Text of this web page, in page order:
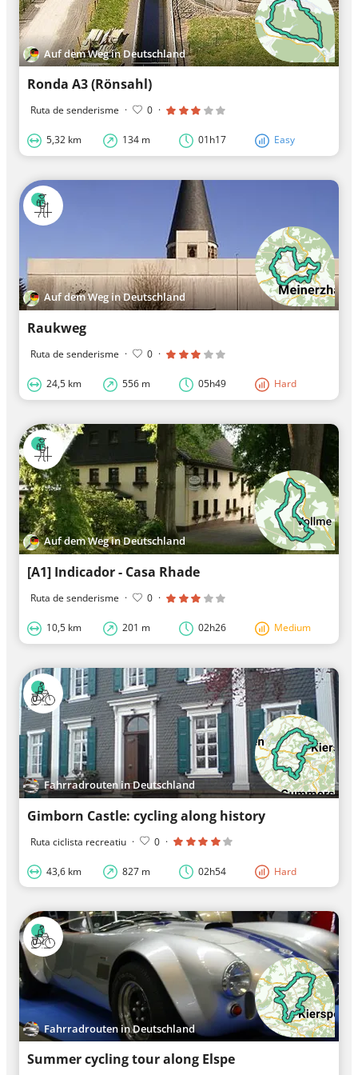
Auf dem Weg in Deutschland
Ronda A3 (Rönsahl)
Ruta de senderisme · 0 ·
5,32 km 134 m 01h17 Easy
Auf dem Weg in Deutschland
Raukweg
Ruta de senderisme · 0 ·
24,5 km 556 m 05h49 Hard
Auf dem Weg in Deutschland
[A1] Indicador - Casa Rhade
Ruta de senderisme · 0 ·
10,5 km 201 m 02h26 Medium
Fahrradrouten in Deutschland
Gimborn Castle: cycling along history
Ruta ciclista recreatiu · 0 ·
43,6 km 827 m 02h54 Hard
Fahrradrouten in Deutschland
Summer cycling tour along Elspe